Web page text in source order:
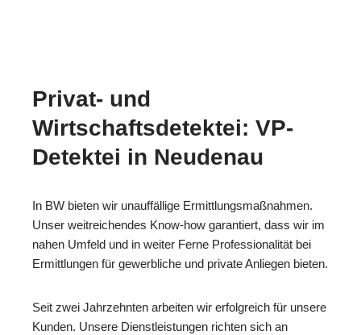
Privat- und
Wirtschaftsdetektei: VP-
Detektei in Neudenau
In BW bieten wir unauffällige Ermittlungsmaßnahmen.
Unser weitreichendes Know-how garantiert, dass wir im
nahen Umfeld und in weiter Ferne Professionalität bei
Ermittlungen für gewerbliche und private Anliegen bieten.
Seit zwei Jahrzehnten arbeiten wir erfolgreich für unsere
Kunden. Unsere Dienstleistungen richten sich an